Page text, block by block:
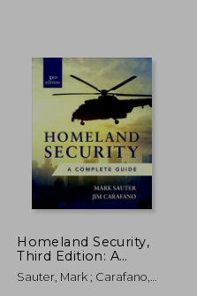
45%
dcto.
Homeland Security,
Third Edition: A
Complete Guide (en
Inglés)
Sauter, Mark ; Carafano,